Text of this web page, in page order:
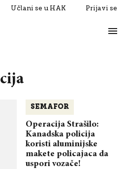
Učlani se u HAK Prijavi se
SEMAFOR
Operacija Strašilo:
Kanadska policija
koristi aluminijske
makete policajaca da
uspori vozače!